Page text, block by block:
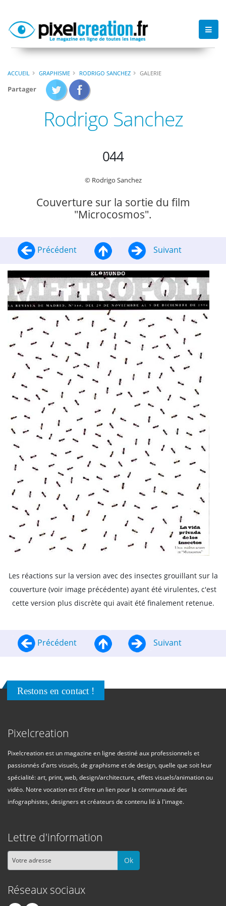
ACCUEIL GRAPHISME RODRIGO SANCHEZ GALERIE
Partager
Rodrigo Sanchez
044
© Rodrigo Sanchez
Couverture sur la sortie du film
"Microcosmos".
Précédent Suivant
Les réactions sur la version avec des insectes grouillant sur la
couverture (voir image précédente) ayant été virulentes, c'est
cette version plus discrète qui avait été finalement retenue.
Précédent Suivant
Restons en contact !
Pixelcreation
Pixelcreation est un magazine en ligne destiné aux professionnels et
passionnés d'arts visuels, de graphisme et de design, quelle que soit leur
spécialité: art, print, web, design/architecture, effets visuels/animation ou
vidéo. Notre vocation est d'être un lien pour la communauté des
infographistes, designers et créateurs de contenu lié à l'image.
Lettre d'information
Ok
Réseaux sociaux